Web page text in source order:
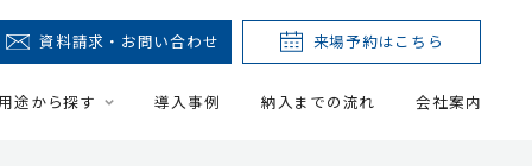
資料請求・お問い合わせ 来場予約はこちら
途から探す 導入事例 納入までの流れ 会社案内